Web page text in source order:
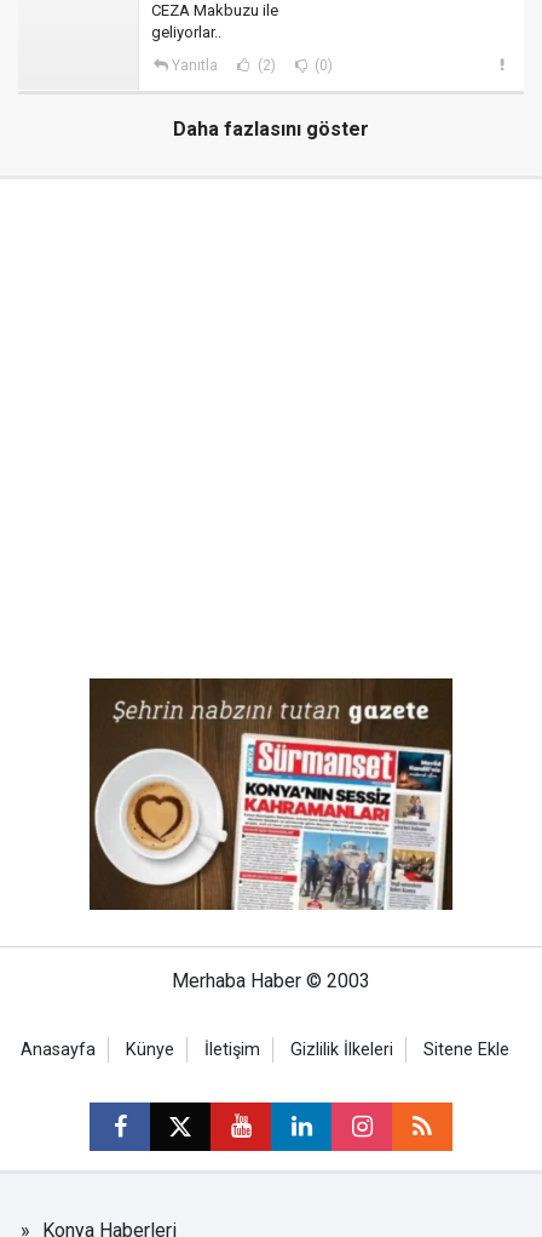
CEZA Makbuzu ile
geliyorlar..
Yanıtla (2) (0)
Daha fazlasını göster
Merhaba Haber © 2003
Anasayfa Künye İletişim Gizlilik İlkeleri Sitene Ekle
Konya Haberleri